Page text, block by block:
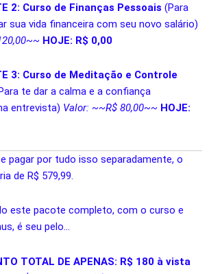
2: Curso de Finanças Pessoais (Para
sua vida financeira com seu novo salário)
HOJE: R$ 0,00
3: Curso de Meditação e Controle
te dar a calma e a confiança
entrevista) Valor: ~~R$ 80,00~~ HOJE:
pagar por tudo isso separadamente, o
de R$ 579,99.
este pacote completo, com o curso e
é seu pelo…
TOTAL DE APENAS: R$ 180 à vista